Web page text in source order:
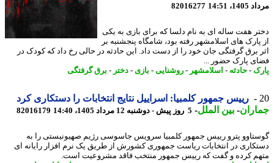
14:51
82016277
هفت ساله ای به نام دلسا که برای بازی به یکی
های اسلامشهر رفته بود، شامگاه پنجشنبه بر
برق گرفتگی جان خود را از دست داد. این حادثه در حالی رخ داد که کودک در
پارک حضور ...
- حادثه-اسلامشهر-روشنایی-بازی - دختر-برق گرفتگی
رییس جمهور کلمبیا: اسراییل نتایج انتخابات را دستکاری کرد
- بین الملل-5 روز پیش - دوشنبه 12 مرداد 1405، 14:40 82016179
پترو رییس جمهور کلمبیا سرویس جاسوسی رژیم صهیونیستی را به
در انتخابات ریاست جمهوری کشورش از طریق یک نرم افزار رایانه ای
کرده و گفت که رییس جمهور منتخب فاقد مشروعیت است.